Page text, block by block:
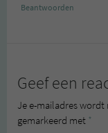
Beantwoorden
Geef een
Je e-mailadres
gemarkeerd met *